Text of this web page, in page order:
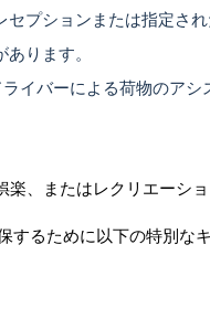
プションまたは指定さ
ります。
イバーによる荷物のア
、またはレクリエーシ
するために以下の特別な